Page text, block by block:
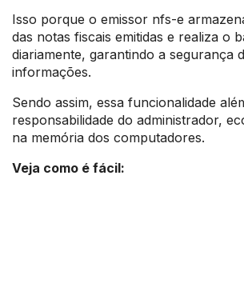
Isso porque o emissor nfs-e
das notas fiscais emitidas e realiza o
diariamente, garantindo a segurança
informações.
Sendo assim, essa funcionalidade
responsabilidade do administrador,
na memória dos computadores.
Veja como é fácil: